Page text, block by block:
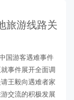
旅游线路关
国游客遇难事件
事件展开全面调
王毅向遇难者家
交流的积极发展